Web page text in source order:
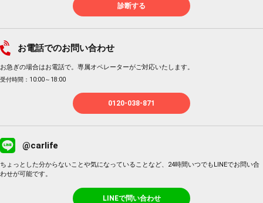
診断する
お電話でのお問い合わせ
お急ぎの場合はお電話で。専属オペレーターがご対応いたします。
受付時間：10:00～18:00
0120-038-871
@carlife
ちょっとした分からないことや気になっていることなど、24時間いつでもLINEでお問い合
わせが可能です。
LINEで問い合わせ